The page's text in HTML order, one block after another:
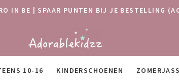
IN BE | SPAAR PUNTEN BIJ JE BESTELLING
10-16 KINDERSCHOENEN